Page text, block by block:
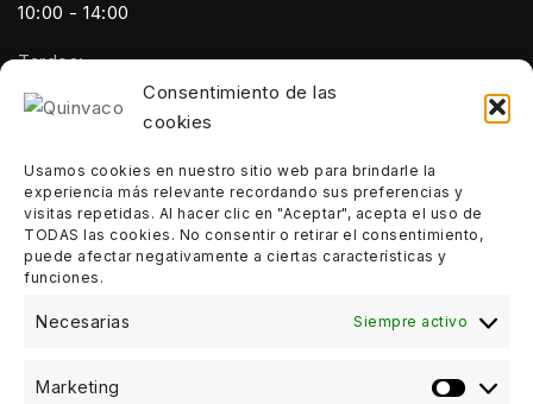
Consentimiento de las
cookies
Usamos cookies en nuestro sitio web para brindarle la
experiencia más relevante recordando sus preferencias y
visitas repetidas. Al hacer clic en "Aceptar", acepta el uso de
TODAS las cookies. No consentir o retirar el consentimiento,
puede afectar negativamente a ciertas características y
funciones.
Necesarias Siempre activo
Marketing
10:00 - 14:00
Tardes:
18:00 - 21:00
10:00 - 14:00
Domingos:
Cerrado